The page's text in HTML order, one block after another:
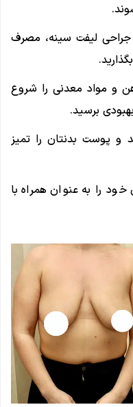
لیفت سینه، مصرف
و مواد معدنی را شروع
برسید.
پوست بدنتان را تمیز
خود را به عنوان همراه با